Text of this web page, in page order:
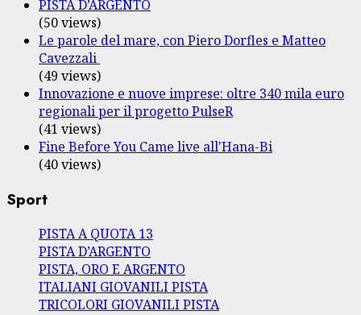
PISTA D’ARGENTO
(50 views)
Le parole del mare, con Piero Dorfles e Matteo
Cavezzali
(49 views)
Innovazione e nuove imprese: oltre 340 mila euro
regionali per il progetto PulseR
(41 views)
Fine Before You Came live all'Hana-Bi
(40 views)
Sport
PISTA A QUOTA 13
PISTA D’ARGENTO
PISTA, ORO E ARGENTO
ITALIANI GIOVANILI PISTA
TRICOLORI GIOVANILI PISTA